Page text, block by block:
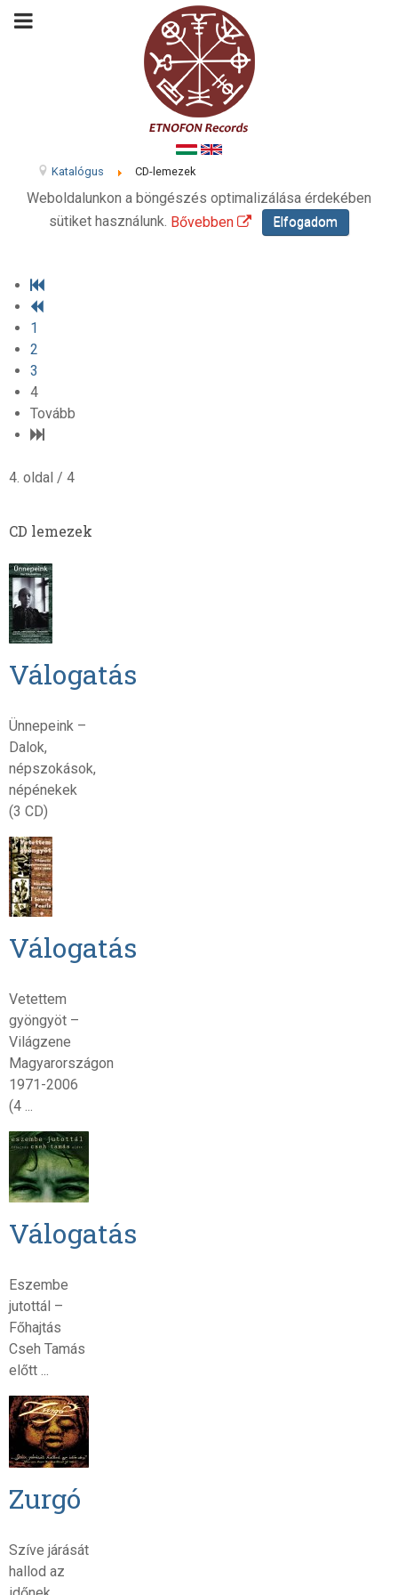
Katalógus CD-lemezek
Weboldalunkon a böngészés optimalizálása érdekében
sütiket használunk. Bővebben Elfogadom
1
2
3
4
Tovább
4. oldal / 4
CD lemezek
Válogatás
Ünnepeink –
Dalok,
népszokások,
népénekek
(3 CD)
Válogatás
Vetettem
gyöngyöt –
Világzene
Magyarországon
1971-2006
(4 ...
Válogatás
Eszembe
jutottál –
Főhajtás
Cseh Tamás
előtt ...
Zurgó
Szíve járását
hallod az